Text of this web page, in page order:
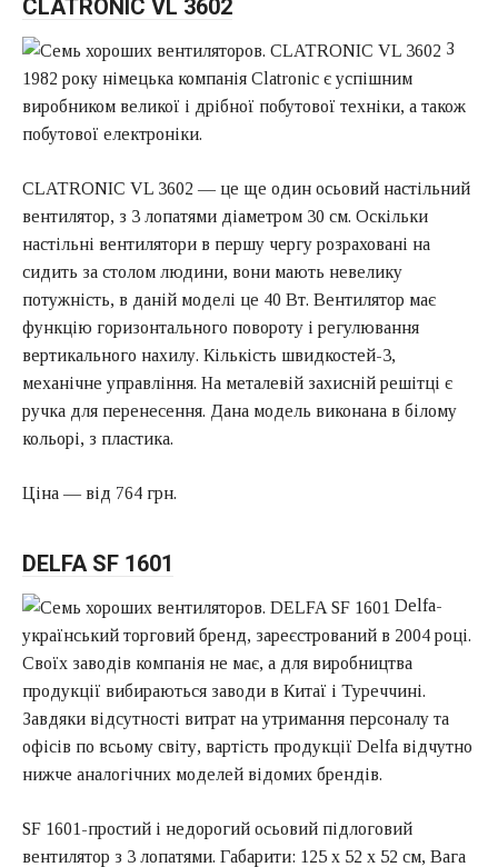
CLATRONIC VL 3602
З
1982 року німецька компанія Clatronic є успішним
виробником великої і дрібної побутової техніки, а також
побутової електроніки.
CLATRONIC VL 3602 — це ще один осьовий настільний
вентилятор, з 3 лопатями діаметром 30 см. Оскільки
настільні вентилятори в першу чергу розраховані на
сидить за столом людини, вони мають невелику
потужність, в даній моделі це 40 Вт. Вентилятор має
функцію горизонтального повороту і регулювання
вертикального нахилу. Кількість швидкостей-3,
механічне управління. На металевій захисній решітці є
ручка для перенесення. Дана модель виконана в білому
кольорі, з пластика.
Ціна — від 764 грн.
DELFA SF 1601
Delfa-
український торговий бренд, зареєстрований в 2004 році.
Своїх заводів компанія не має, а для виробництва
продукції вибираються заводи в Китаї і Туреччині.
Завдяки відсутності витрат на утримання персоналу та
офісів по всьому світу, вартість продукції Delfa відчутно
нижче аналогічних моделей відомих брендів.
SF 1601-простий і недорогий осьовий підлоговий
вентилятор з 3 лопатями. Габарити: 125 х 52 x 52 см, Вага